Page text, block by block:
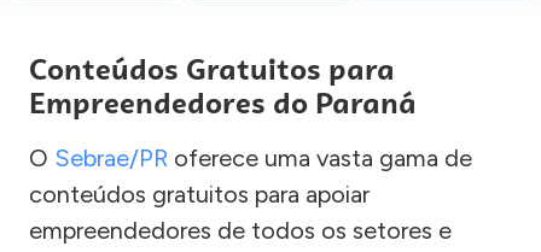
Conteúdos Gratuitos para
Empreendedores do Paraná
O Sebrae/PR oferece uma vasta gama de
conteúdos gratuitos para apoiar
empreendedores de todos os setores e